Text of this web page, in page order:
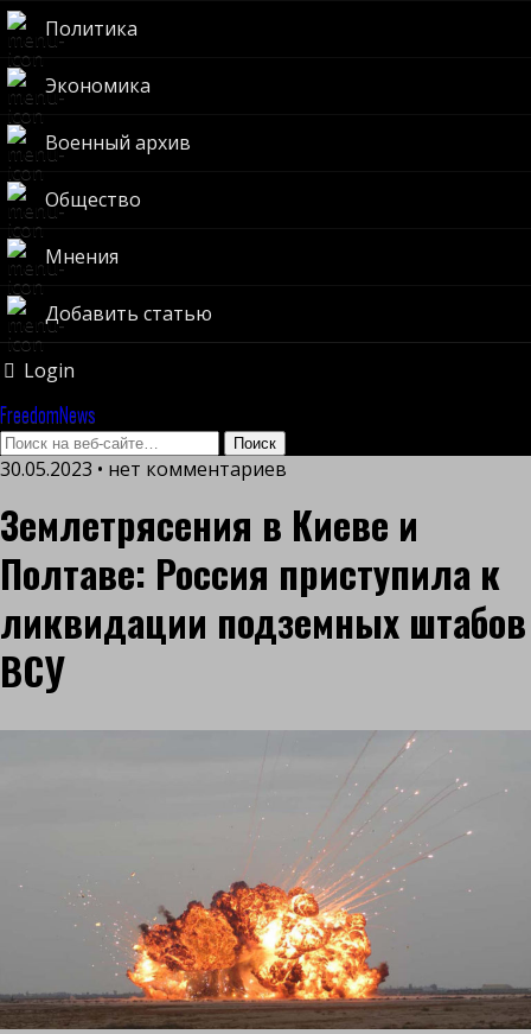
Политика
Экономика
Военный архив
Общество
Мнения
Добавить статью
Login
FreedomNews
30.05.2023 • нет комментариев
Землетрясения в Киеве и
Полтаве: Россия приступила к
ликвидации подземных штабов
ВСУ